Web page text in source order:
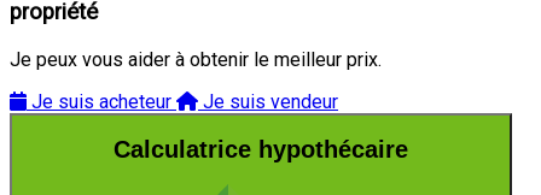
propriété
Je peux vous aider à obtenir le meilleur prix.
Je suis acheteur
Je suis vendeur
Calculatrice hypothécaire